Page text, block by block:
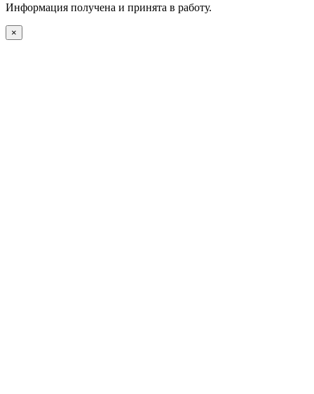
Информация получена и принята в работу.
×